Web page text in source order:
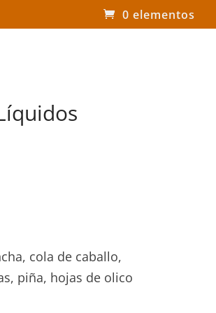
0 elementos
cola de caballo,
piña, hojas de olico